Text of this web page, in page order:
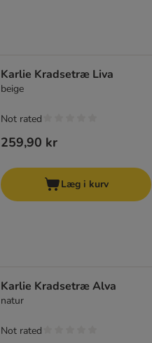
Karlie Kradsetræ Liva
beige
259,90 kr
Not rated
Læg i kurv
Karlie Kradsetræ Alva
natur
Not rated